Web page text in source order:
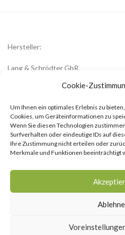
Cookie-
Um Ihnen ein optimales Erlebnis zu
Cookies, um Geräteinformationen zu
Wenn Sie diesen Technologien
Surfverhalten oder eindeutige IDs auf
Ihre Zustimmung nicht erteilen oder
Merkmale und Funktionen beeinträchtigt
Hersteller:
Lang & Schrödter GbR
Königsberger Str. 8
office@zwiebelblueher.de
AGB
Cookie-Richtlinie (EU)